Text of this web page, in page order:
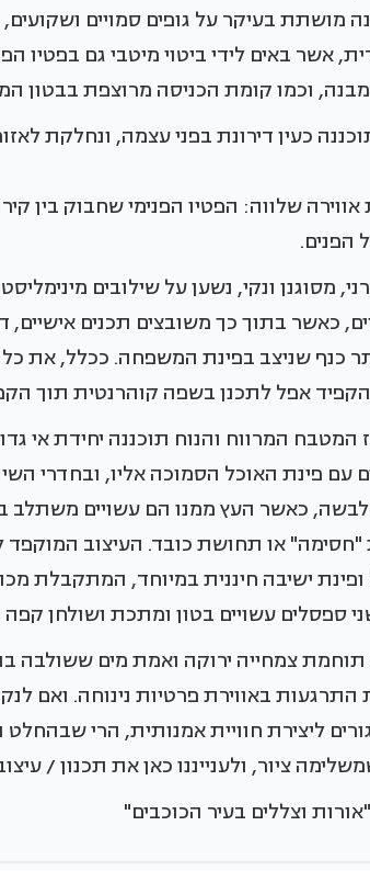
מושתת בעיקר על גופים סמויים ושקועים,
אשר באים לידי ביטוי מיטבי גם בפטיו
וכמו קומת הכניסה מרוצפת בבטון
כעין דירונת בפני עצמה, ונחלקת
שלווה: הפטיו הפנימי שחבוק בין
הפנים.
מסוגנן ונקי, נשען על שילובים
כאשר בתוך כך משובצים תכנים אישיים,
כנף שניצב בפינת המשפחה. ככלל, את כל
הקפיד אפל לתכנן בשפה קוהרנטית תוך
המרווח והנוח תוכננה יחידת אי
עם פינת האוכל הסמוכה אליו, ובחדרי
כאשר העץ ממנו הם עשויים משתלב
"חסימה" או תחושת כובד. העיצוב
ופינת ישיבה חיננית במיוחד, המתקבלת
ספסלים עשויים בטון ומתכת ושולחן קפה
צמחייה ירוקה ואמת מים ששולבה
התרגעות באווירת פרטיות נינוחה. ואם
ליצירת חוויית אמנותית, הרי
ציור, ולענייננו כאן את תכנון /